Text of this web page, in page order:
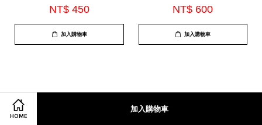
HOME
加入購物車
生錘(EDS-G640)
NT$ 450
加入購物車
NT$ 600
加入購物車